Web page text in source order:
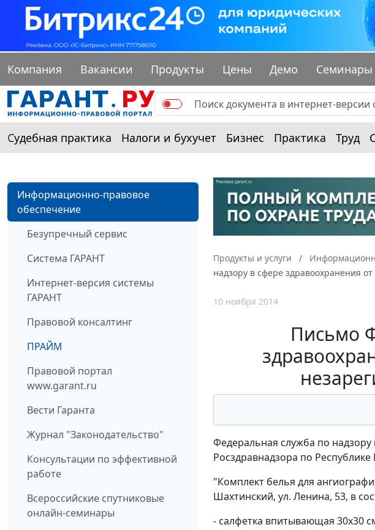
Компания Вакансии Продукты Цены Демо Семинары
Судебная практика Налоги и бухучет Бизнес Практика Труд
Информационно-правовое
обеспечение
Безупречный сервис
Система ГАРАНТ
Интернет-версия системы
ГАРАНТ
Правовой консалтинг
ПРАЙМ
Правовой портал
www.garant.ru
Вести Гаранта
Журнал "Законодательство"
Консультации по эффективной
работе
Всероссийские спутниковые
онлайн-семинары
Продукты и услуги
надзору в сфере здравоохранения
10 ноября 2014
Письмо
Федеральная служба по
Росздравнадзора по
"Комплект белья для
Шахтинский, ул. Ленина, 53, в
- салфетка впитывающая 30x30